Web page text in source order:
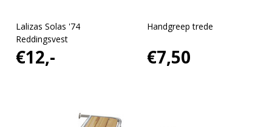
Lalizas Solas '74
Reddingsvest
€12,-
Handgreep trede
€7,50